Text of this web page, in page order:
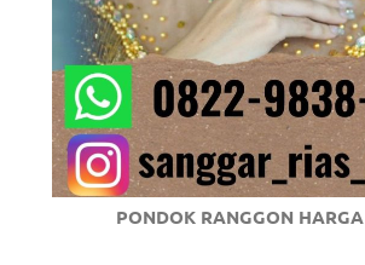
these
guys
PONDOK RANGGON